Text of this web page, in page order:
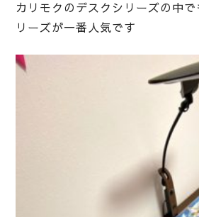
カリモクのデスクシリーズの中
リーズが一番人気です